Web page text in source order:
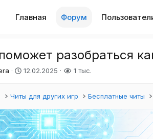
Главная Форум
разобраться
Д
а
а
ч
а
12.02.2025 1 тыс.
Читы для других игр Бесплатные читы